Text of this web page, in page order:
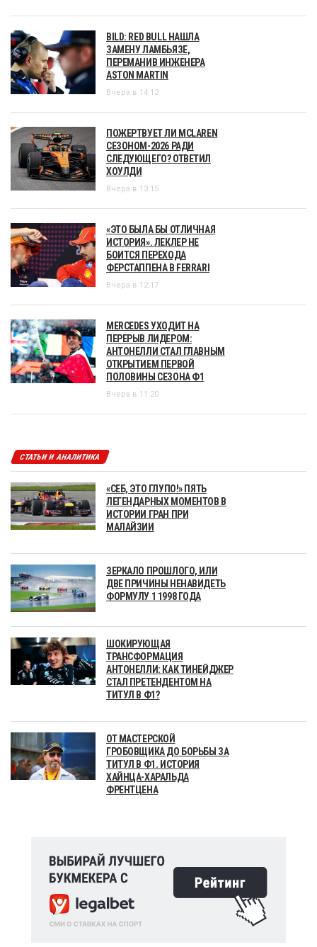
BILD: RED BULL НАШЛА
ЗАМЕНУ ЛАМБЬЯЗЕ,
ПЕРЕМАНИВ ИНЖЕНЕРА
ASTON MARTIN
Вчера в 14:12
ПОЖЕРТВУЕТ ЛИ MCLAREN
СЕЗОНОМ-2026 РАДИ
СЛЕДУЮЩЕГО? ОТВЕТИЛ
ХОУЛДИ
Вчера в 13:15
«ЭТО БЫЛА БЫ ОТЛИЧНАЯ
ИСТОРИЯ». ЛЕКЛЕР НЕ
БОИТСЯ ПЕРЕХОДА
ФЕРСТАППЕНА В FERRARI
Вчера в 12:17
MERCEDES УХОДИТ НА
ПЕРЕРЫВ ЛИДЕРОМ:
АНТОНЕЛЛИ СТАЛ ГЛАВНЫМ
ОТКРЫТИЕМ ПЕРВОЙ
ПОЛОВИНЫ СЕЗОНА Ф1
Вчера в 11:20
СТАТЬИ И АНАЛИТИКА
«СЕБ, ЭТО ГЛУПО!» ПЯТЬ
ЛЕГЕНДАРНЫХ МОМЕНТОВ В
ИСТОРИИ ГРАН ПРИ
МАЛАЙЗИИ
ЗЕРКАЛО ПРОШЛОГО, ИЛИ
ДВЕ ПРИЧИНЫ НЕНАВИДЕТЬ
ФОРМУЛУ 1 1998 ГОДА
ШОКИРУЮЩАЯ
ТРАНСФОРМАЦИЯ
АНТОНЕЛЛИ: КАК ТИНЕЙДЖЕР
СТАЛ ПРЕТЕНДЕНТОМ НА
ТИТУЛ В Ф1?
ОТ МАСТЕРСКОЙ
ГРОБОВЩИКА ДО БОРЬБЫ ЗА
ТИТУЛ В Ф1. ИСТОРИЯ
ХАЙНЦА-ХАРАЛЬДА
ФРЕНТЦЕНА